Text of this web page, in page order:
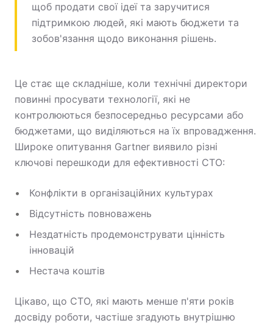
щоб продати свої ідеї та заручитися
підтримкою людей, які мають бюджети та
зобов'язання щодо виконання рішень.
Це стає ще складніше, коли технічні директори
повинні просувати технології, які не
контролюються безпосередньо ресурсами або
бюджетами, що виділяються на їх впровадження.
Широке опитування Gartner виявило різні
ключові перешкоди для ефективності CTO:
Конфлікти в організаційних культурах
Відсутність повноважень
Нездатність продемонструвати цінність
інновацій
Нестача коштів
Цікаво, що CTO, які мають менше п'яти років
досвіду роботи, частіше згадують внутрішню